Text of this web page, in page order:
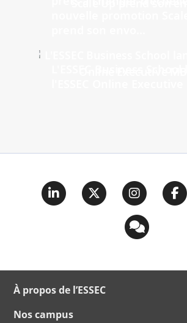
À propos de l’ESSEC
Nos campus